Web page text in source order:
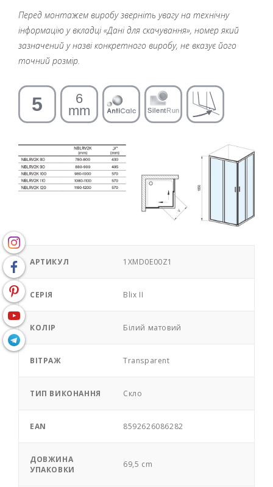
Перед монтажем виробу зверніть увагу на технічну
інформацію у вкладці «Дані для скачування», номер який
зазначений у назві конкретного виробу, не вказує його
точний розмір.
АРТИКУЛ 1XMD0E00Z1
СЕРІЯ Blix II
КОЛІР Білий матовий
ВІТРАЖ Transparent
ТИП ВИКОНАННЯ Скло
EAN 8592626086282
ДОВЖИНА
УПАКОВКИ
69,5 cm